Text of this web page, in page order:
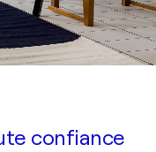
confiance